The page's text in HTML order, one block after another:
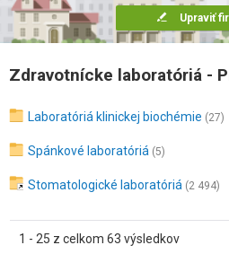
Upraviť
Zdravotnícke laboratóriá -
Laboratóriá klinickej biochémie (27)
Spánkové laboratóriá (5)
Stomatologické laboratóriá (2 494)
1 - 25 z celkom 63 výsledkov